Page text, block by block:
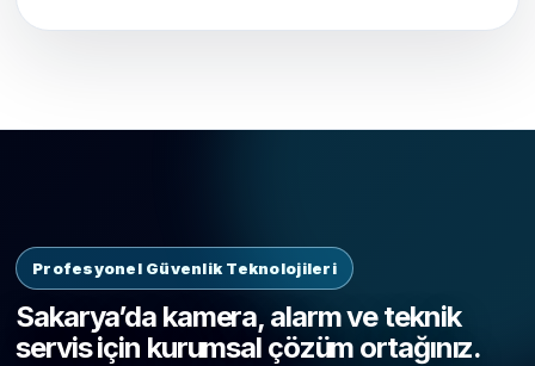
Profesyonel Güvenlik Teknolojileri
Sakarya’da kamera, alarm ve teknik
servis için kurumsal çözüm ortağınız.